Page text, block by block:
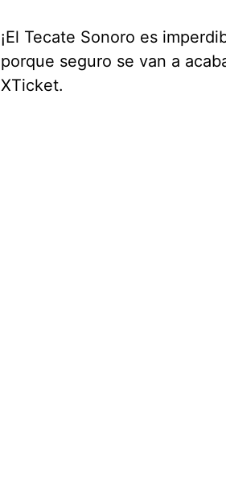
¡El Tecate Sonoro es
porque seguro se van a
XTicket.